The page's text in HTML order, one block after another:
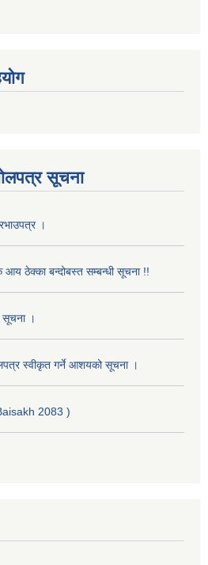
सूचना
।
ठेक्का बन्दोबस्त सम्बन्धी सूचना !!
सूचना ।
स्वीकृत गर्ने आशयको सूचना ।
2083 )